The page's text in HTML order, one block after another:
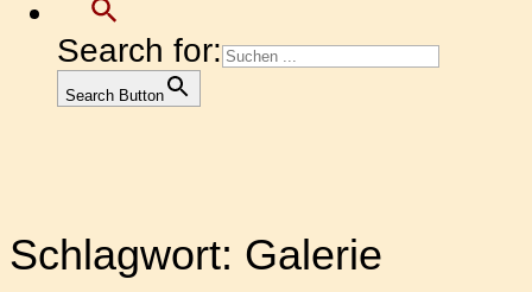
Search for:
Search Button
Schlagwort: Galerie